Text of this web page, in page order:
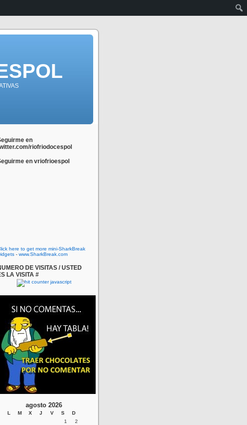
en
riofriodocespol
en vriofrioespol
here to get more mini-SharkBreak
- www.SharkBreak.com
DE VISITAS / USTED
LA VISITA #
agosto 2026
L M X J V S
D
1
2